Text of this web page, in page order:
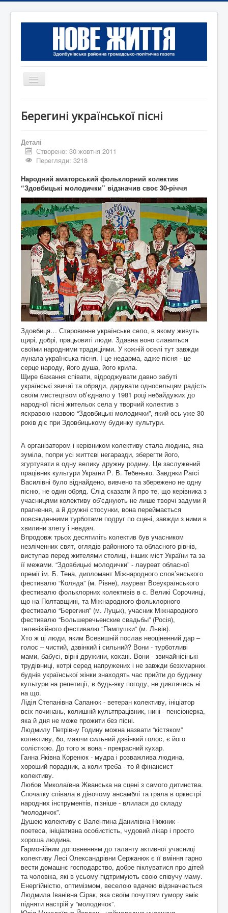
Перемикач
Редакція
Контактна інформація
Коротко
Берегині української пісні
Деталі
Створено: 30 жовтня 2011
Перегляди: 3218
Народний аматорський фольклорний колектив
“Здовбицькі молодички” відзначив своє 30-річчя
Здовбиця… Старовинне українське село, в якому живуть
щирі, добрі, працьовиті люди. Здавна воно славиться
своїми народними традиціями. У кожній оселі тут завжди
лунала українська пісня. І це недарма, адже пісня - це
серце народу, його душа, його крила.
Щире бажання співати, відроджувати давно забуті
українські звичаї та обряди, дарувати односельцям радість
своїм мистецтвом об’єднало у 1981 році небайдужих до
народної пісні жительок села у творчий колектив з
яскравою назвою “Здовбицькі молодички”, який ось уже 30
років діє при Здовбицькому будинку культури.
А організатором і керівником колективу стала людина, яка
зуміла, попри усі життєві негаразди, зберегти його,
згуртувати в одну велику дружну родину. Це заслужений
працівник культури України Р. В. Тебенько. Завдяки Раїсі
Василівні було віднайдено, вивчено та збережено не одну
пісню, не один обряд. Слід сказати й про те, що керівника з
учасницями колективу об’єднують не лише творчі задуми й
прагнення, а й дружні стосунки, вона переймається
повсякденними турботами подруг по сцені, завжди з ними в
хвилини злету і невдач.
Впродовж трьох десятиліть колектив був учасником
незліченних свят, оглядів районного та обласного рівнів,
виступав перед жителями столиці, інших міст України та за
її межами. “Здовбицькі молодички” - лауреат обласної
премії ім. Б. Тена, дипломант Міжнародного слов’янського
фестивалю “Коляда” (м. Рівне), лауреат Всеукраїнського
фестивалю фольклорних колективів в с. Великі Сорочинці,
що на Полтавщині, та Міжнародного фольклорного
фестивалю “Берегиня” (м. Луцьк), учасник Міжнародного
фестивалю “Большеречьенские свадьбы” (Росія),
телевізійного фестивалю “Пампушки” (м. Львів).
Хто ж ці люди, яким Всевишній послав неоціненний дар –
голос – чистий, дзвінкий і сильний? Вони - турботливі
мами, бабусі, вірні дружини, кохані. Вони - звичайнісінькі
трудівниці, котрі серед напружених і не завжди безхмарних
буднів української жінки знаходять час прийти до будинку
культури на репетиції, в будь-яку погоду, не дивлячись ні
на що.
Лідія Степанівна Сапанюк - ветеран колективу, ініціатор
всіх починань, колишній культпрацівник, нині - пенсіонерка,
яка й дня не може прожити без пісні.
Людмилу Петрівну Годину можна назвати “кістяком”
колективу, бо, маючи сильний дзвінкий голос, є його
солісткою. До того ж вона - прекрасний кухар.
Ганна Яківна Коренюк - мудра і розважлива людина,
хороший порадник, а коли треба - то й фінансист
колективу.
Любов Миколаївна Жванська на сцені з самого дитинства.
Спочатку співала в дівочому ансамблі та грала в оркестрі
народних інструментів, пізніше - влилася до складу
“молодичок”.
Душею колективу є Валентина Данилівна Нижник -
поетеса, ініціативна особистість, чудовий лікар і просто
хороша людина.
Гармонійним доповненням до таланту активної учасниці
колективу Лесі Олександрівни Сержанюк є її вміння гарно
вести домашнє господарство, добре піклуватися про дітей
та чоловіка, які в усьому підтримують свою співучу маму.
Енергійністю, оптимізмом, веселою вдачею відзначається
Людмила Іванівна Сірак, яка своїм почуттям гумору вміє
підняти настрій у “молодичок”.